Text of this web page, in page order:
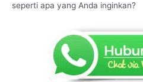
seperti apa yang Anda inginkan?